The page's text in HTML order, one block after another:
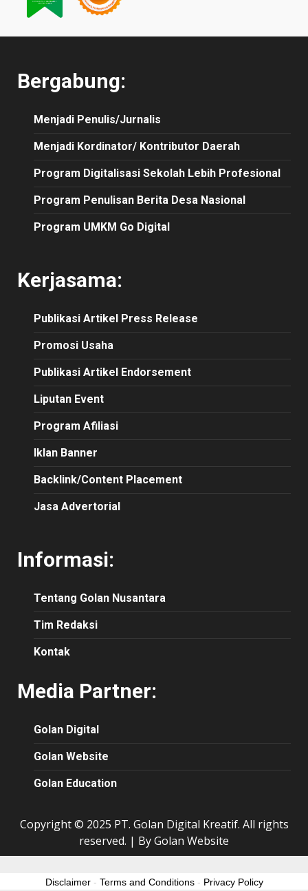
Bergabung:
Menjadi Penulis/Jurnalis
Menjadi Kordinator/ Kontributor Daerah
Program Digitalisasi Sekolah Lebih Profesional
Program Penulisan Berita Desa Nasional
Program UMKM Go Digital
Kerjasama:
Publikasi Artikel Press Release
Promosi Usaha
Publikasi Artikel Endorsement
Liputan Event
Program Afiliasi
Iklan Banner
Backlink/Content Placement
Jasa Advertorial
Informasi:
Tentang Golan Nusantara
Tim Redaksi
Kontak
Media Partner:
Golan Digital
Golan Website
Golan Education
Copyright © 2025 PT. Golan Digital Kreatif. All rights
reserved. | By Golan Website
Disclaimer- Terms and Conditions- Privacy Policy